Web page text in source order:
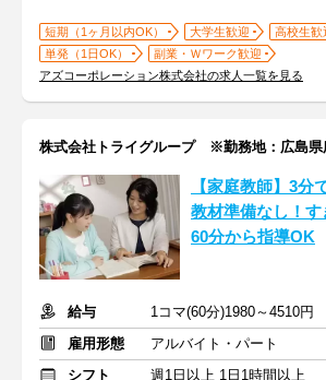
短期（1ヶ月以内OK） 大学生歓迎
高校生歓
単発（1日OK）
副業・Ｗワーク歓迎
アズコーポレーション株式会社の求人一覧を見る
株式会社トライグループ ※勤務地：広島県
【家庭教師】3
教材準備なし！
60分から指導OK
給与
1コマ(60分)1980～4510円
雇用形態
アルバイト・パート
シフト
週1日以上 1日1時間以上